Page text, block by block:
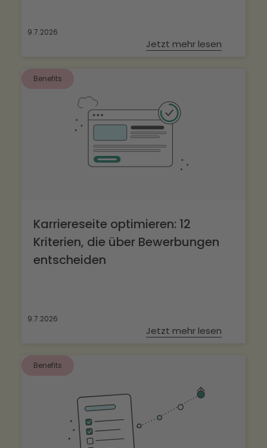
9.7.2026
Jetzt mehr lesen
Benefits
Karriereseite optimieren: 12
Kriterien, die über Bewerbungen
entscheiden
9.7.2026
Jetzt mehr lesen
Benefits